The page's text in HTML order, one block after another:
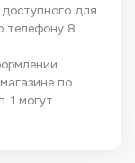
для
телефону 8
по
1 могут